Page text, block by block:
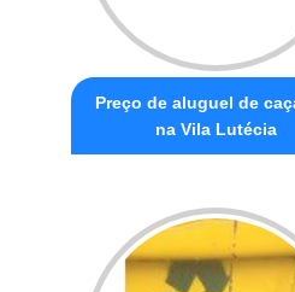
Preço de aluguel de
na Vila Lutécia